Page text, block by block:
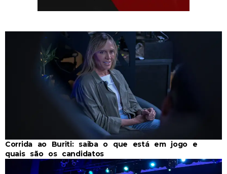
Corrida ao Buriti: saiba o que está em jogo e
quais são os candidatos